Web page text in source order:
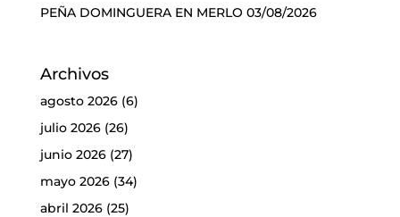
PEÑA DOMINGUERA EN MERLO 03/08/2026
Archivos
agosto 2026(6)
julio 2026(26)
junio 2026(27)
mayo 2026(34)
abril 2026(25)